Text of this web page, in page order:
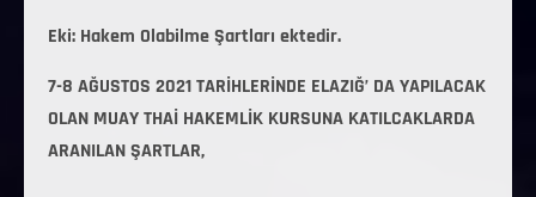
Eki: Hakem Olabilme Şartları ektedir.
7-8 AĞUSTOS 2021 TARİHLERİNDE ELAZIĞ’ DA YAPILACAK
OLAN MUAY THAİ HAKEMLİK KURSUNA KATILCAKLARDA
ARANILAN ŞARTLAR,